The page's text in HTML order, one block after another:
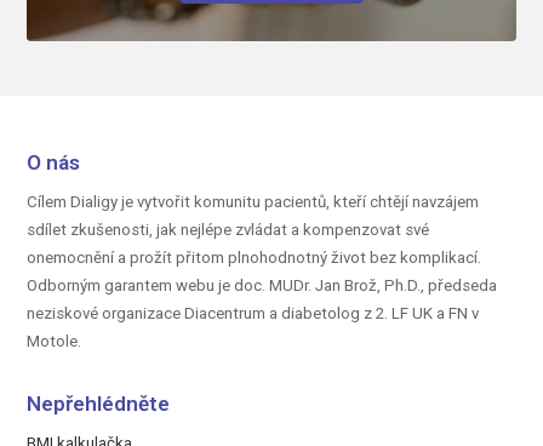
O nás
Cílem Dialigy je vytvořit komunitu pacientů, kteří chtějí navzájem
sdílet zkušenosti, jak nejlépe zvládat a kompenzovat své
onemocnění a prožít přitom plnohodnotný život bez komplikací.
Odborným garantem webu je doc. MUDr. Jan Brož, Ph.D., předseda
neziskové organizace Diacentrum a diabetolog z 2. LF UK a FN v
Motole.
Nepřehlédněte